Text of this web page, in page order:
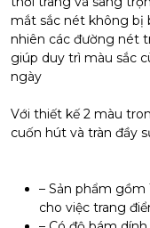
mắt sắc nét không bị
nhiên các đường nét
giúp duy trì màu sắc
ngày
Với thiết kế 2 màu
cuốn hút và tràn đầy
– Sản phẩm
cho việc trang